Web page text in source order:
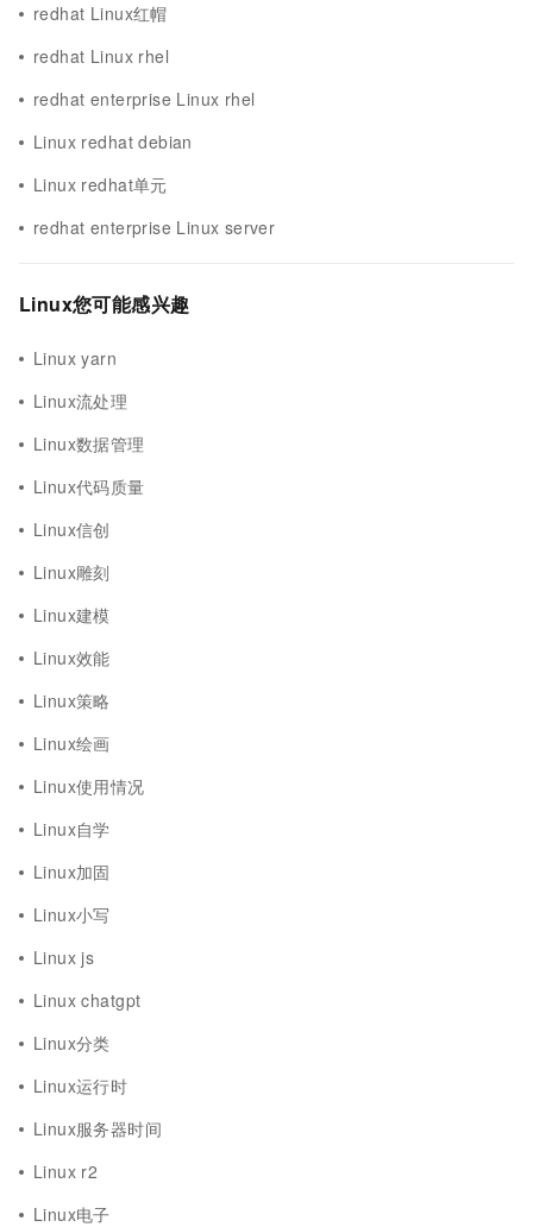
redhat Linux红帽
redhat Linux rhel
redhat enterprise Linux rhel
Linux redhat debian
Linux redhat单元
redhat enterprise Linux server
Linux您可能感兴趣
Linux yarn
Linux流处理
Linux数据管理
Linux代码质量
Linux信创
Linux雕刻
Linux建模
Linux效能
Linux策略
Linux绘画
Linux使用情况
Linux自学
Linux加固
Linux小写
Linux js
Linux chatgpt
Linux分类
Linux运行时
Linux服务器时间
Linux r2
Linux电子